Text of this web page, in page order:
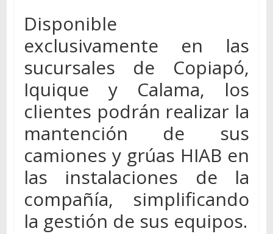
Disponible
exclusivamente en las
sucursales de Copiapó,
Iquique y Calama, los
clientes podrán realizar la
mantención de sus
camiones y grúas HIAB en
las instalaciones de la
compañía, simplificando
la gestión de sus equipos.